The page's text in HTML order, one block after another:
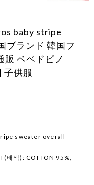
baby stripe
ブランド 韓国フ
販 ベベドピノ
子供服
sweater overall
배색): COTTON 95%,